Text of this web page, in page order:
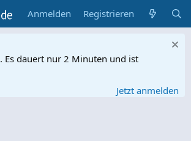
Anmelden Registrieren
. Es dauert nur 2 Minuten und ist
Jetzt anmelden